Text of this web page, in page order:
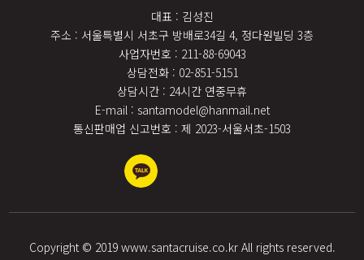
대표 : 김성진
주소 : 서울특별시 서초구 방배로34길 4, 정다원빌딩 3층
사업자번호 : 211-88-69043
상담전화 : 02-851-5151
상담시간 : 24시간 연중무휴
E-mail : santamodel@hanmail.net
통신판매업 신고번호 : 제 2023-서울서초-1503
Copyright © 2019 www.santacruise.co.kr All rights reserved.